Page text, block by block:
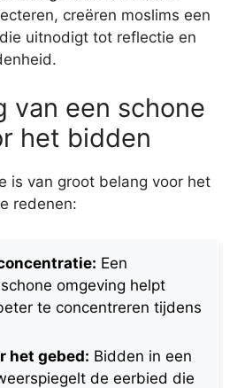
creëren moslims een
uitnodigt tot reflectie en
van een schone
het bidden
is van groot belang voor het
redenen:
Een
omgeving helpt
te concentreren tijdens
het gebed: Bidden in een
de eerbied die